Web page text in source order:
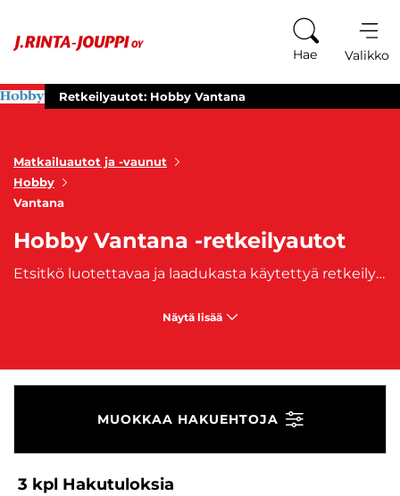
Hae Valikko
Retkeilyautot: Hobby Vantana
Matkailuautot ja -vaunut
Hobby
Vantana
Hobby Vantana -retkeilyautot
Etsitkö luotettavaa ja laadukasta käytettyä retkeilyautoa? J. Rinta-Joupilta löydät laajan valikoiman käytettyjä Hobby Vantana retkeilyautoja, jotka tarjoavat mukavuutta ja laatua edulliseen hintaan. Näissä retkeilyautoissa yhdistyvät tyylikkyys, käytännöllisyys ja kestävyys, tehden niistä täydellisen valinnan niin lyhyille viikonloppureissuille kuin pitkille seikkailumatkoille. Hobby Vantana retkeilyautot tunnetaan erinomaisesta suunnittelustaan ja korkeasta laatutasostaan. Meillä on tarjolla useita eri malleja ja varustetasoja, jotta löydät juuri sinun tarpeisiisi sopivan auton. Kaikki retkeilyautomme on huollettu ja tarkastettu, joten voit luottaa niiden turvallisuuteen ja toimivuuteen. Olitpa sitten aloitteleva matkailija tai kokenut seikkailija, meillä on juuri sinulle sopiva vaihtoehto. Asiantunteva henkilökuntamme auttaa sinua löytämään unelmiesi retkeilyauton ja tarjoaa tarvittavaa tukea ostoprosessin kaikissa vaiheissa. Tule tutustumaan valikoimaamme ja tee unelmistasi totta – J. Rinta-Joupilla olemme apunasi jokaisella matkallasi. Matkailuajoneuvoihimme on saatavilla myös edullinen
Näytä lisää
MUOKKAA HAKUEHTOJA
3 kpl Hakutuloksia